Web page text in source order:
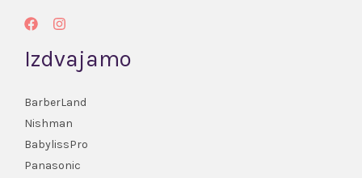
Izdvajamo
BarberLand
Nishman
BabylissPro
Panasonic